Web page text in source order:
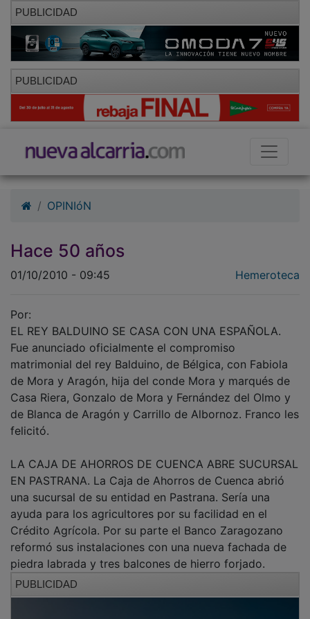
PUBLICIDAD
PUBLICIDAD
OPINIóN
Hace 50 años
01/10/2010 - 09:45 Hemeroteca
Por:
EL REY BALDUINO SE CASA CON UNA ESPAÑOLA.
Fue anunciado oficialmente el compromiso
matrimonial del rey Balduino, de Bélgica, con Fabiola
de Mora y Aragón, hija del conde Mora y marqués de
Casa Riera, Gonzalo de Mora y Fernández del Olmo y
de Blanca de Aragón y Carrillo de Albornoz. Franco les
felicitó.
LA CAJA DE AHORROS DE CUENCA ABRE SUCURSAL
EN PASTRANA. La Caja de Ahorros de Cuenca abrió
una sucursal de su entidad en Pastrana. Sería una
ayuda para los agricultores por su facilidad en el
Crédito Agrícola. Por su parte el Banco Zaragozano
reformó sus instalaciones con una nueva fachada de
piedra labrada y tres balcones de hierro forjado.
PUBLICIDAD